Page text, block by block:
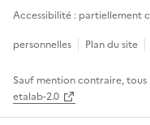
Accessibilité : partiellement
personnelles
Plan du site
Sauf mention contraire, tous
etalab-2.0